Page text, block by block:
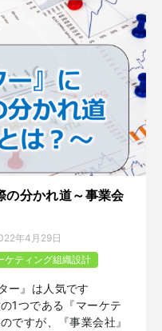
の分かれ道～事業会
年4月29日
ケティング組織設計
ー』は人気です
1つである『マーケテ
ですが、『事業会社』